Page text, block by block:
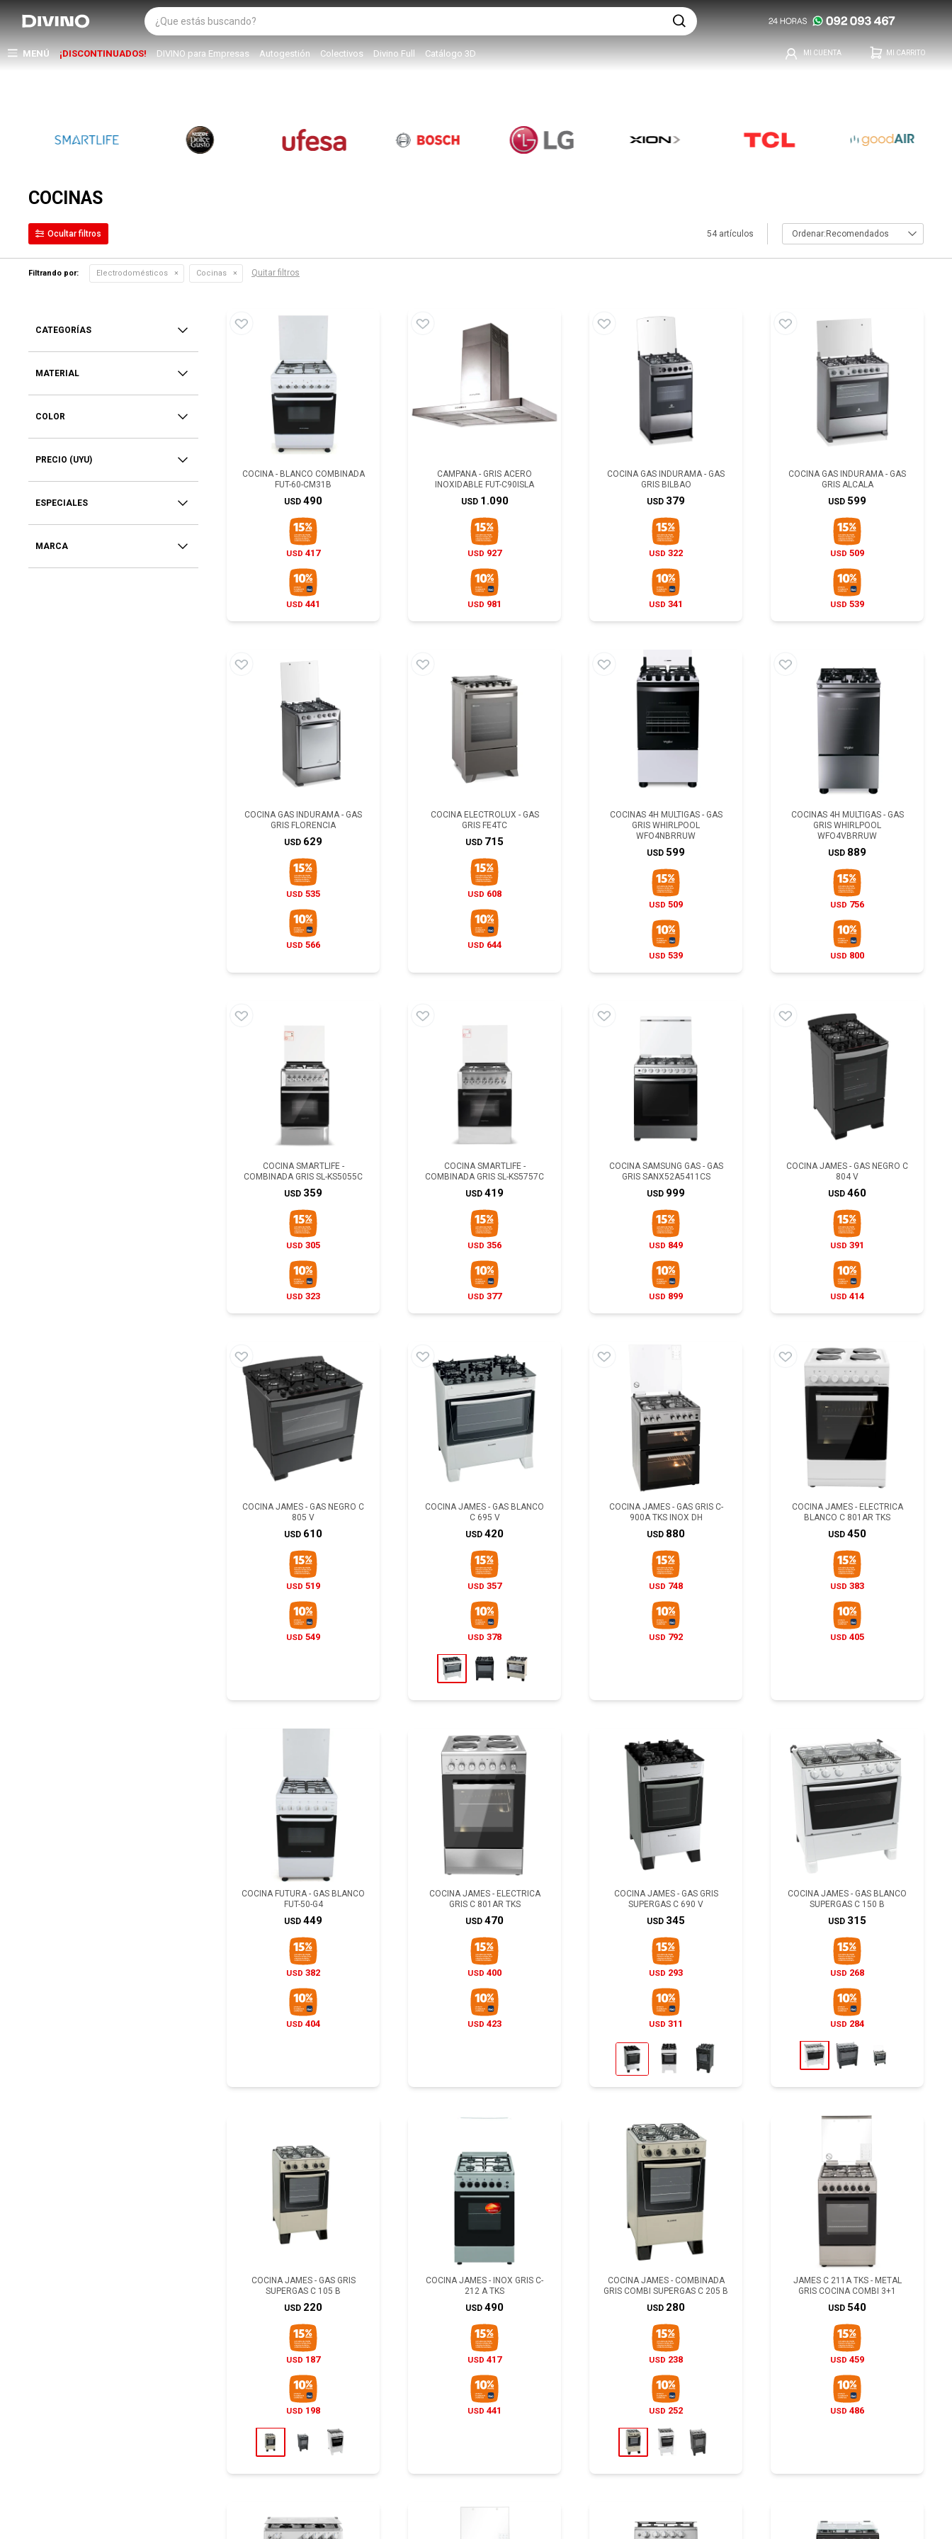
MENÚ ¡DISCONTINUADOS! DIVINO para Empresas Autogestión Colectivos Divino Full Catálogo 3D
COCINAS
54 artículos Recomendados
Filtrando por: Electrodomésticos Cocinas Quitar filtros
COCINA - BLANCO COMBINADA
FUT-60-CM31B
USD 490
USD 417
USD 441
CAMPANA - GRIS ACERO
INOXIDABLE FUT-C90ISLA
USD 1.090
USD 927
USD 981
COCINA GAS INDURAMA - GAS
GRIS BILBAO
USD 379
USD 322
USD 341
COCINA GAS INDURAMA - GAS
GRIS ALCALA
USD 599
USD 509
USD 539
COCINA GAS INDURAMA - GAS
GRIS FLORENCIA
USD 629
USD 535
USD 566
COCINA ELECTROLUX - GAS
GRIS FE4TC
USD 715
USD 608
USD 644
COCINAS 4H MULTIGAS - GAS
GRIS WHIRLPOOL
WFO4NBRRUW
USD 599
USD 509
USD 539
COCINAS 4H MULTIGAS - GAS
GRIS WHIRLPOOL
WFO4VBRRUW
USD 889
USD 756
USD 800
COCINA SMARTLIFE -
COMBINADA GRIS SL-KS5055C
USD 359
USD 305
USD 323
COCINA SMARTLIFE -
COMBINADA GRIS SL-KS5757C
USD 419
USD 356
USD 377
COCINA SAMSUNG GAS - GAS
GRIS SANX52A5411CS
USD 999
USD 849
USD 899
COCINA JAMES - GAS NEGRO C
804 V
USD 460
USD 391
USD 414
COCINA JAMES - GAS NEGRO C
805 V
USD 610
USD 519
USD 549
COCINA JAMES - GAS BLANCO
C 695 V
USD 420
USD 357
USD 378
COCINA JAMES - GAS GRIS C-
900A TKS INOX DH
USD 880
USD 748
USD 792
COCINA JAMES - ELECTRICA
BLANCO C 801AR TKS
USD 450
USD 383
USD 405
COCINA FUTURA - GAS BLANCO
FUT-50-G4
USD 449
USD 382
USD 404
COCINA JAMES - ELECTRICA
GRIS C 801AR TKS
USD 470
USD 400
USD 423
COCINA JAMES - GAS GRIS
SUPERGAS C 690 V
USD 345
USD 293
USD 311
COCINA JAMES - GAS BLANCO
SUPERGAS C 150 B
USD 315
USD 268
USD 284
COCINA JAMES - GAS GRIS
SUPERGAS C 105 B
USD 220
USD 187
USD 198
COCINA JAMES - INOX GRIS C-
212 A TKS
USD 490
USD 417
USD 441
COCINA JAMES - COMBINADA
GRIS COMBI SUPERGAS C 205 B
USD 280
USD 238
USD 252
JAMES C 211A TKS - METAL
GRIS COCINA COMBI 3+1
USD 540
USD 459
USD 486
CATEGORÍAS
MATERIAL
COLOR
PRECIO (UYU)
ESPECIALES
MARCA